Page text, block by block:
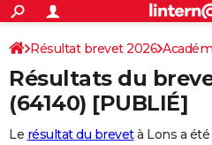
ACTUALITÉS
Politique
Société
Faits Divers
Education
Monde
Villes
+
SPORT
Coupe du monde 2026
Football
Tennis
Cyclisme
Rugby
Forum
FINANCE
Résultat brevet 2026
Résultats du
(64140) [PUBLIÉ]
Le résultat du brevetà Lons a